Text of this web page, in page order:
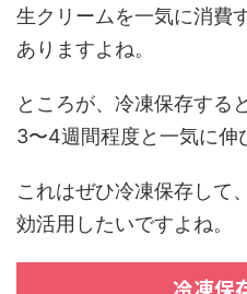
生クリームを一気に消費
ありますよね。
ところが、冷凍保存する
3〜4週間程度と一気に伸
これはぜひ冷凍保存して
効活用したいですよね。